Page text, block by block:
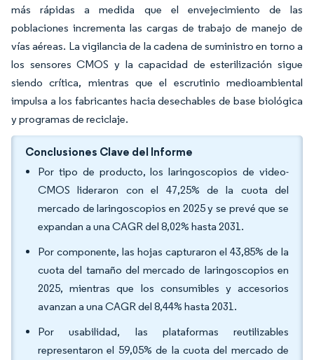
más rápidas a medida que el envejecimiento de las
poblaciones incrementa las cargas de trabajo de manejo de
vías aéreas. La vigilancia de la cadena de suministro en torno a
los sensores CMOS y la capacidad de esterilización sigue
siendo crítica, mientras que el escrutinio medioambiental
impulsa a los fabricantes hacia desechables de base biológica
y programas de reciclaje.
Conclusiones Clave del Informe
Por tipo de producto, los laringoscopios de video-
CMOS lideraron con el 47,25% de la cuota del
mercado de laringoscopios en 2025 y se prevé que se
expandan a una CAGR del 8,02% hasta 2031.
Por componente, las hojas capturaron el 43,85% de la
cuota del tamaño del mercado de laringoscopios en
2025, mientras que los consumibles y accesorios
avanzan a una CAGR del 8,44% hasta 2031.
Por usabilidad, las plataformas reutilizables
representaron el 59,05% de la cuota del mercado de